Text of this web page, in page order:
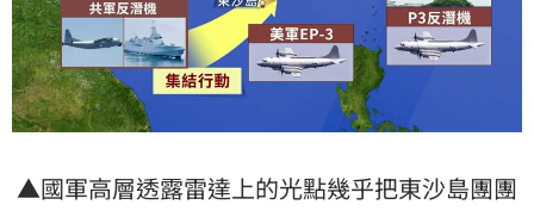
▲國軍高層透露雷達上的光點幾乎把東沙島團團